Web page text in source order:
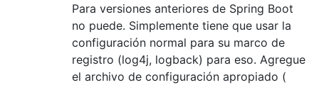
Para versiones anteriores de Spring Boot
no puede. Simplemente tiene que usar la
configuración normal para su marco de
registro (log4j, logback) para eso. Agregue
el archivo de configuración apropiado (